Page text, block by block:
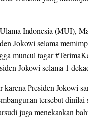
Indonesia (MUI),
Jokowi selama
muncul tagar
Jokowi selama 1
Presiden Jokowi
tersebut
juga menekankan